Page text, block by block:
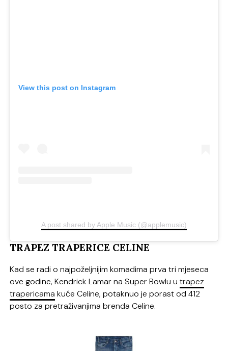
View this post on Instagram
A post shared by Apple Music (@applemusic)
TRAPEZ TRAPERICE CELINE
Kad se radi o najpoželjnijim komadima prva tri mjeseca
ove godine, Kendrick Lamar na Super Bowlu utrapez
trapericama kuće Celine, potaknuo je porast od 412
posto za pretraživanjima brenda Celine.